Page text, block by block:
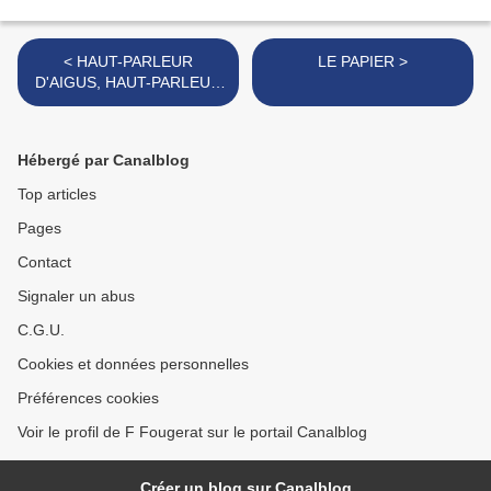
< HAUT-PARLEUR
D'AIGUS, HAUT-PARLEUR
DE GRAVES, HEURE DE
LE PAPIER >
Hébergé par Canalblog
Top articles
Pages
Contact
Signaler un abus
C.G.U.
Cookies et données personnelles
Préférences cookies
Voir le profil de F Fougerat sur le portail Canalblog